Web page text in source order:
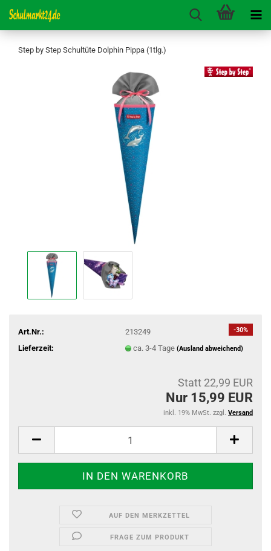
Step by Step Schultüte Dolphin Pippa (1tlg.)
-30%
Art.Nr.:
213249
Lieferzeit:
ca. 3-4 Tage (Ausland abweichend)
Statt 22,99 EUR
Nur 15,99 EUR
inkl. 19% MwSt. zzgl. Versand
AUF DEN MERKZETTEL
FRAGE ZUM PRODUKT